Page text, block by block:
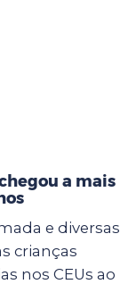
a mais
e diversas
crianças
nos CEUs ao